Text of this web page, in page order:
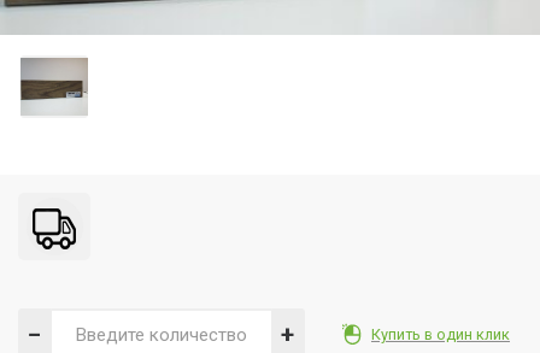
Купить в один клик
− +